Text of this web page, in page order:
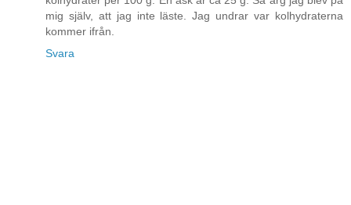
mig själv, att jag inte läste. Jag undrar var kolhydraterna
kommer ifrån.
Svara